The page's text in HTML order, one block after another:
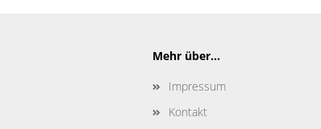
Mehr über...
Impressum
Kontakt